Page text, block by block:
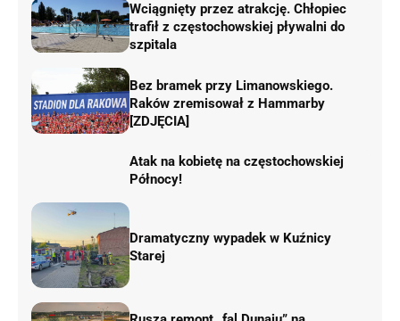
Wciągnięty przez atrakcję. Chłopiec
trafił z częstochowskiej pływalni do
szpitala
Bez bramek przy Limanowskiego.
Raków zremisował z Hammarby
[ZDJĘCIA]
Atak na kobietę na częstochowskiej
Północy!
Dramatyczny wypadek w Kuźnicy
Starej